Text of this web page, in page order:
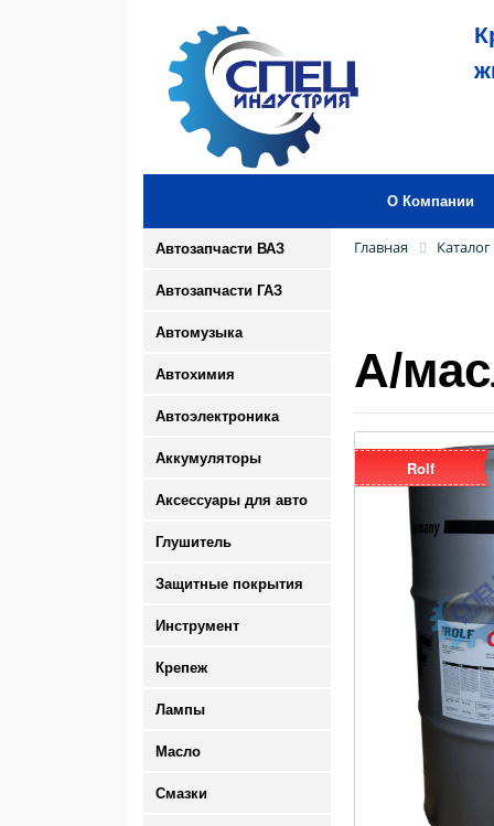
О Компании
Автозапчасти ВАЗ
Автозапчасти ГАЗ
Автомузыка
Автохимия
Автоэлектроника
Аккумуляторы
Аксессуары для авто
Глушитель
Защитные покрытия
Инструмент
Крепеж
Лампы
Масло
Смазки
Главная Каталог
А/
Rolf